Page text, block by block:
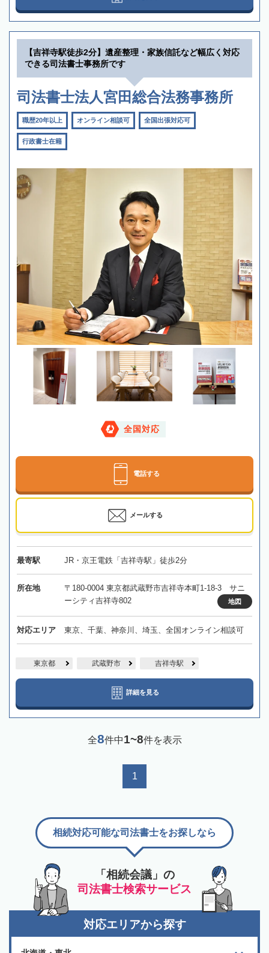
【吉祥寺駅徒歩2分】遺産整理・家族信託など幅広く対応
できる司法書士事務所です
司法書士法人宮田総合法務事務所
職歴20年以上 オンライン相談可 全国出張対応可
行政書士在籍
全国対応
電話する
メールする
最寄駅 JR・京王電鉄「吉祥寺駅」徒歩2分
所在地
〒180-0004 東京都武蔵野市吉祥寺本町1-18-3 サニ
ーシティ吉祥寺802
地図
対応エリア 東京、千葉、神奈川、埼玉、全国オンライン相談可
東京都 武蔵野市 吉祥寺駅
詳細を見る
全8件中1~8件を表示
1
「相続会議」の
司法書士検索サービス
相続対応可能な司法書士をお探しなら
対応エリアから探す